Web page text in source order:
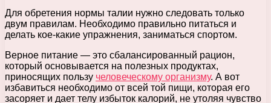
Для обретения нормы талии нужно следовать только
двум правилам. Необходимо правильно питаться и
делать кое-какие упражнения, заниматься спортом.
Верное питание — это сбалансированный рацион,
который основывается на полезных продуктах,
приносящих пользу человеческому организму. А вот
избавиться необходимо от всей той пищи, которая его
засоряет и дает телу избыток калорий, не утоляя чувство